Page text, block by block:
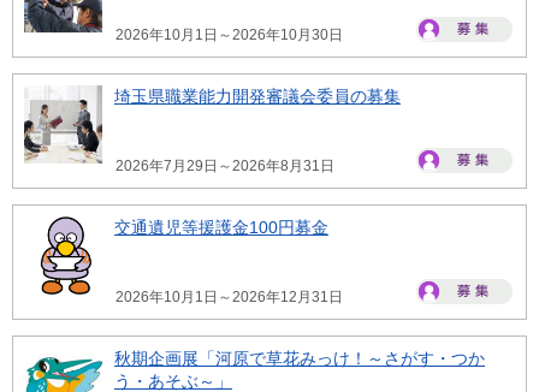
2026年10月1日～2026年10月30日
埼玉県職業能力開発審議会委員の募集
2026年7月29日～2026年8月31日
交通遺児等援護金100円募金
2026年10月1日～2026年12月31日
秋期企画展「河原で草花みっけ！～さがす・つか
う・あそぶ～」